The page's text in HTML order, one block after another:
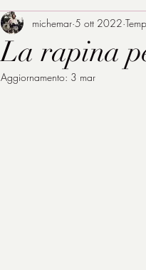
La rapina
michemar 5 ott 2022
Aggiornamento: 3 mar